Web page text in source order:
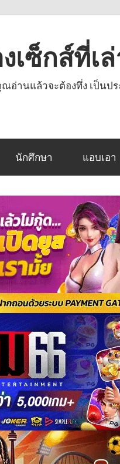
งเซ็กส์ที่
คุณอ่านแล้วจะต้องทึ่ง เป็
นักศึกษา แอบเอา